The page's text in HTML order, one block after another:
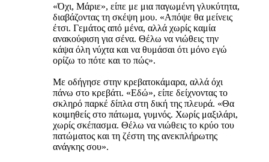
«Όχι, Μάριε», είπε με μια παγωμένη γλυκύτητα,
διαβάζοντας τη σκέψη μου. «Απόψε θα μείνεις
έτσι. Γεμάτος από μένα, αλλά χωρίς καμία
ανακούφιση για σένα. Θέλω να νιώθεις την
κάψα όλη νύχτα και να θυμάσαι ότι μόνο εγώ
ορίζω το πότε και το πώς».
Με οδήγησε στην κρεβατοκάμαρα, αλλά όχι
πάνω στο κρεβάτι. «Εδώ», είπε δείχνοντας το
σκληρό παρκέ δίπλα στη δική της πλευρά. «Θα
κοιμηθείς στο πάτωμα, γυμνός. Χωρίς μαξιλάρι,
χωρίς σκέπασμα. Θέλω να νιώθεις το κρύο του
πατώματος και τη ζέστη της ανεκπλήρωτης
ανάγκης σου».